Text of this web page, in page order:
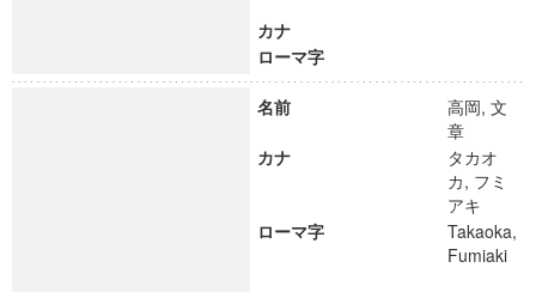
カナ
ローマ字
名前
高岡, 文
章
カナ
タカオ
カ, フミ
アキ
ローマ字
Takaoka,
Fumiaki